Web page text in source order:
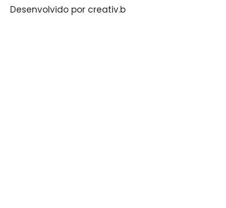
Desenvolvido por creativ.b​​